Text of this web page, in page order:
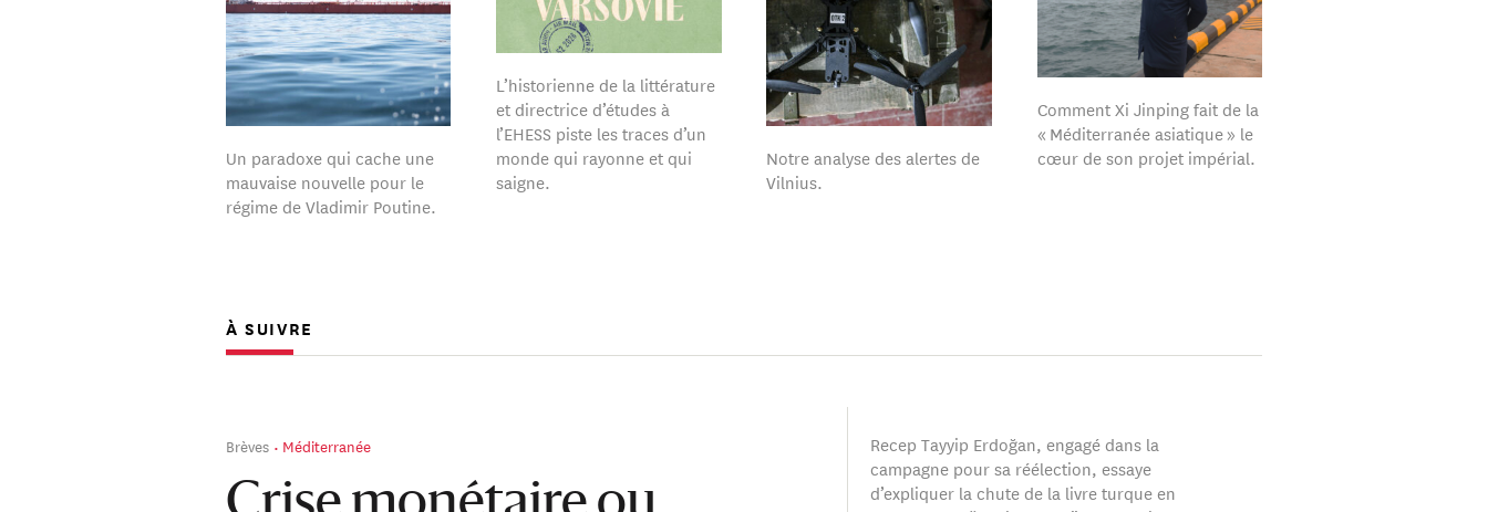
Un paradoxe qui cache une
mauvaise nouvelle pour le
régime de Vladimir Poutine.
L’historienne de la littérature
et directrice d’études à
l’EHESS piste les traces d’un
monde qui rayonne et qui
saigne.
Notre analyse des alertes de
Vilnius.
Comment Xi Jinping fait de la
« Méditerranée asiatique » le
cœur de son projet impérial.
À SUIVRE
Brèves Méditerranée
Recep Tayyip Erdoğan, engagé dans la
campagne pour sa réélection, essaye
d’expliquer la chute de la livre turque en